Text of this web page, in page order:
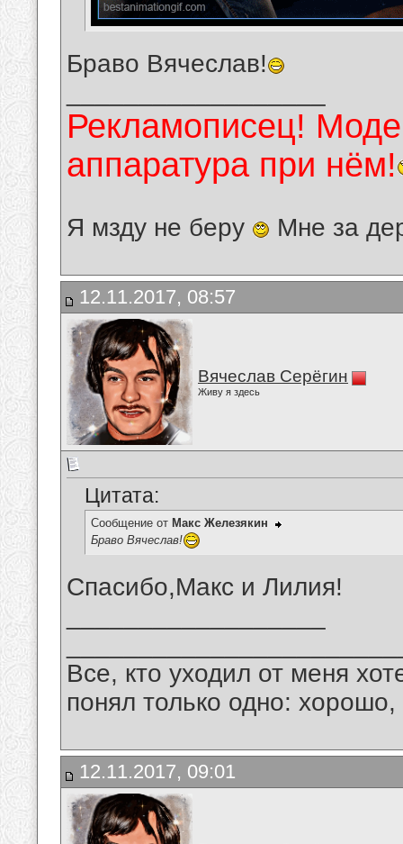
Браво Вячеслав!
Рекламописец!
аппаратура при нём!
Я мзду не беру Мне за
12.11.2017, 08:57
Вячеслав Серёгин
Живу я здесь
Цитата:
Сообщение от Макс Железякин
Браво Вячеслав!
Спасибо,Макс и Лилия!
Все, кто уходил от меня
понял только одно:
12.11.2017, 09:01